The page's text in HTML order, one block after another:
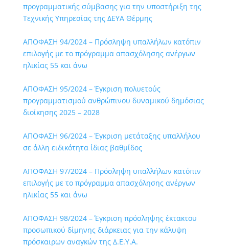
προγραμματικής σύμβασης για την υποστήριξη της
Τεχνικής Υπηρεσίας της ΔΕΥΑ Θέρμης
ΑΠΟΦΑΣΗ 94/2024 – Πρόσληψη υπαλλήλων κατόπιν
επιλογής με το πρόγραμμα απασχόλησης ανέργων
ηλικίας 55 και άνω
ΑΠΟΦΑΣΗ 95/2024 – Έγκριση πολυετούς
προγραμματισμού ανθρώπινου δυναμικού δημόσιας
διοίκησης 2025 – 2028
ΑΠΟΦΑΣΗ 96/2024 – Έγκριση μετάταξης υπαλλήλου
σε άλλη ειδικότητα ίδιας βαθμίδος
ΑΠΟΦΑΣΗ 97/2024 – Πρόσληψη υπαλλήλων κατόπιν
επιλογής με το πρόγραμμα απασχόλησης ανέργων
ηλικίας 55 και άνω
ΑΠΟΦΑΣΗ 98/2024 – Έγκριση πρόσληψης έκτακτου
προσωπικού δίμηνης διάρκειας για την κάλυψη
πρόσκαιρων αναγκών της Δ.Ε.Υ.Α.